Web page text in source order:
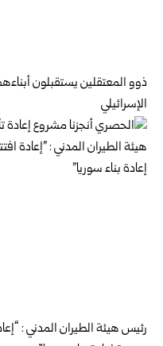
ذوو المعتقلين يستقبلون
الإسرائيلي
رئيس هيئة الطيران المدني :